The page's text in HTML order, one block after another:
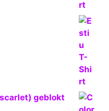
geblokt